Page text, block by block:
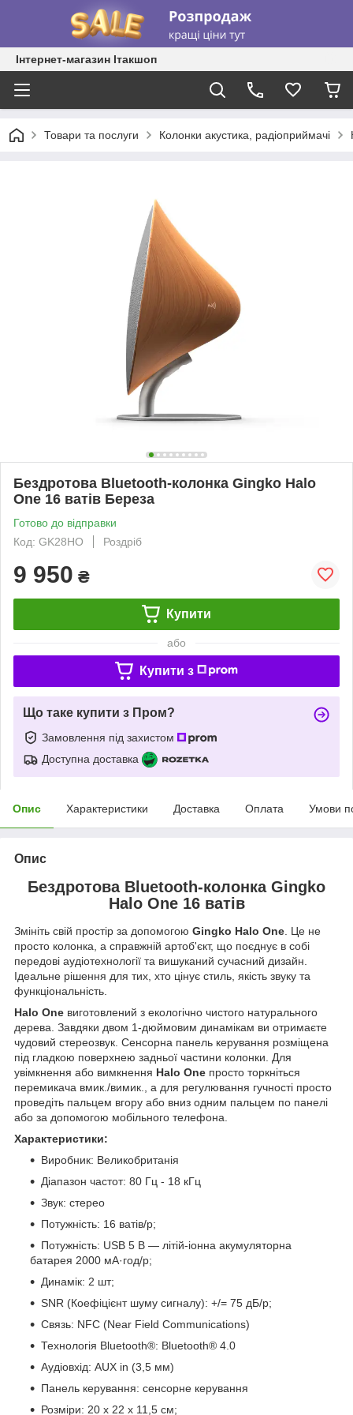
Інтернет-магазин Ітакшоп
Товари та послуги Колонки акустика, радіоприймачі
Бездротова Bluetooth-колонка Gingko Halo
One 16 ватів Береза
Готово до відправки
Код: GK28HO
Роздріб
9 950 ₴
Купити
або
Купити з
Що таке купити з Пром?
Замовлення під захистом
Доступна доставка
Опис Характеристики Доставка Оплата Умови
Опис
Бездротова Bluetooth-колонка Gingko
Halo One 16 ватів
Змініть свій простір за допомогою Gingko Halo One. Це не
просто колонка, а справжній артоб'єкт, що поєднує в собі
передові аудіотехнології та вишуканий сучасний дизайн.
Ідеальне рішення для тих, хто цінує стиль, якість звуку та
функціональність.
Halo One виготовлений з екологічно чистого натурального
дерева. Завдяки двом 1-дюймовим динамікам ви отримаєте
чудовий стереозвук. Сенсорна панель керування розміщена
під гладкою поверхнею задньої частини колонки. Для
увімкнення або вимкнення Halo One просто торкніться
перемикача вмик./вимик., а для регулювання гучності просто
проведіть пальцем вгору або вниз одним пальцем по панелі
або за допомогою мобільного телефона.
Характеристики:
Виробник: Великобританія
Діапазон частот: 80 Гц - 18 кГц
Звук: стерео
Потужність: 16 ватів/p;
Потужність: USB 5 В — літій-іонна акумуляторна
батарея 2000 мА·год/p;
Динамік: 2 шт;
SNR (Коефіцієнт шуму сигналу): +/= 75 дБ/p;
Связь: NFC (Near Field Communications)
Технологія Bluetooth®: Bluetooth® 4.0
Аудіовхід: AUX in (3,5 мм)
Панель керування: сенсорне керування
Розміри: 20 х 22 х 11,5 см;